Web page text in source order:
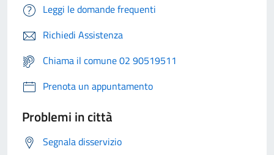
Leggi le domande frequenti
Richiedi Assistenza
Chiama il comune 02 90519511
Prenota un appuntamento
Problemi in città
Segnala disservizio